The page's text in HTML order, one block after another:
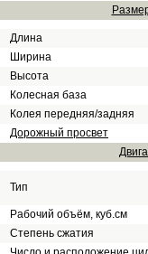
Длина
Ширина
Высота
Колесная база
Колея передняя/задняя
Дорожный просвет
Тип
Рабочий объём, куб.см
Степень сжатия